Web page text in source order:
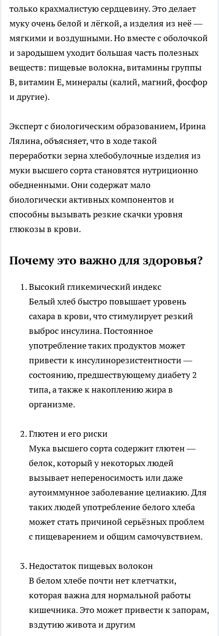
только крахмалистую сердцевину. Это делает
муку очень белой и лёгкой, а изделия из неё —
мягкими и воздушными. Но вместе с оболочкой
и зародышем уходит большая часть полезных
веществ: пищевые волокна, витамины группы
В, витамин Е, минералы (калий, магний, фосфор
и другие).
Эксперт с биологическим образованием, Ирина
Лялина, объясняет, что в ходе такой
переработки зерна хлебобулочные изделия из
муки высшего сорта становятся нутриционно
обедненными. Они содержат мало
биологически активных компонентов и
способны вызывать резкие скачки уровня
глюкозы в крови.
Почему это важно для здоровья?
Высокий гликемический индекс
Белый хлеб быстро повышает уровень
сахара в крови, что стимулирует резкий
выброс инсулина. Постоянное
употребление таких продуктов может
привести к инсулинорезистентности —
состоянию, предшествующему диабету 2
типа, а также к накоплению жира в
организме.
Глютен и его риски
Мука высшего сорта содержит глютен —
белок, который у некоторых людей
вызывает непереносимость или даже
аутоиммунное заболевание целиакию. Для
таких людей употребление белого хлеба
может стать причиной серьёзных проблем
с пищеварением и общим самочувствием.
Недостаток пищевых волокон
В белом хлебе почти нет клетчатки,
которая важна для нормальной работы
кишечника. Это может привести к запорам,
вздутию живота и другим